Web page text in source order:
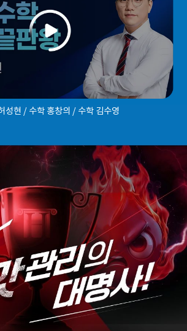
성현 / 수학 홍창의 / 수학 김수영